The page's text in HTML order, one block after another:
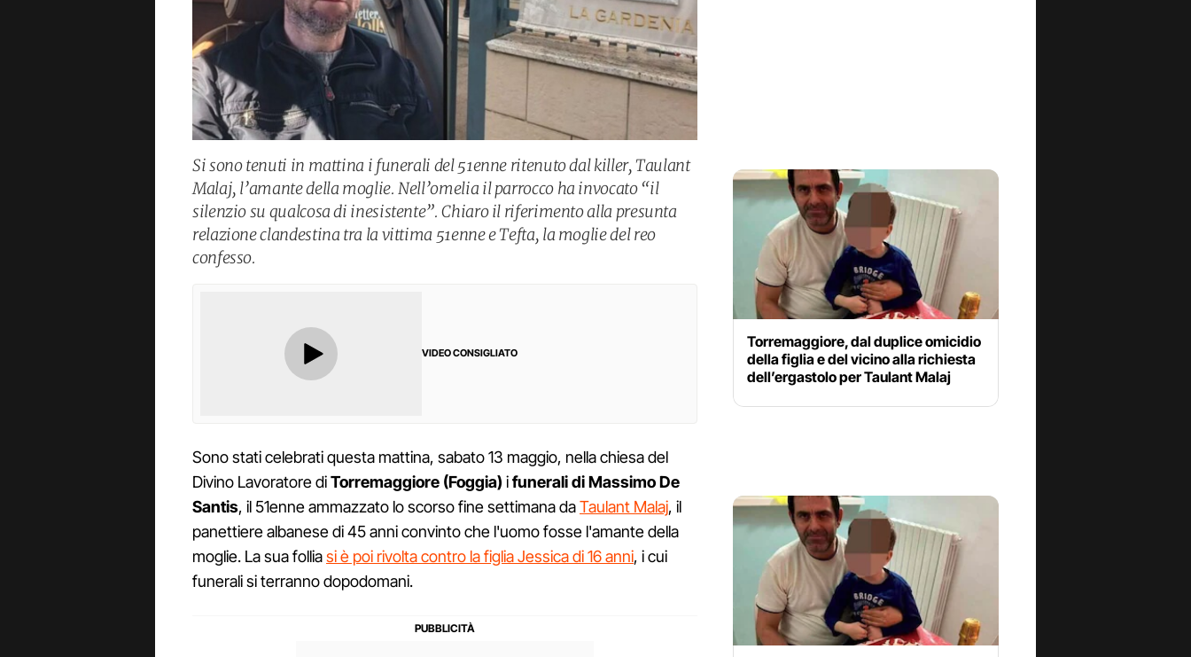
Si sono tenuti in mattina i funerali del 51enne ritenuto dal killer, Taulant
Malaj, l’amante della moglie. Nell’omelia il parrocco ha invocato “il
silenzio su qualcosa di inesistente”. Chiaro il riferimento alla presunta
relazione clandestina tra la vittima 51enne e Tefta, la moglie del reo
confesso.
VIDEO CONSIGLIATO
Sono stati celebrati questa mattina, sabato 13 maggio, nella chiesa del
Divino Lavoratore diTorremaggiore (Foggia) ifunerali di Massimo De
Santis, il 51enne ammazzato lo scorso fine settimana daTaulant Malaj, il
panettiere albanese di 45 anni convinto che l'uomo fosse l'amante della
moglie. La sua folliasi è poi rivolta contro la figlia Jessica di 16 anni, i cui
funerali si terranno dopodomani.
Torremaggiore, dal duplice omicidio
della figlia e del vicino alla richiesta
dell’ergastolo per Taulant Malaj